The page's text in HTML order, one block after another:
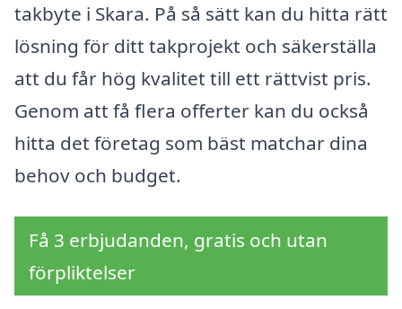
takbyte i Skara. På så sätt kan du hitta rätt
lösning för ditt takprojekt och säkerställa
att du får hög kvalitet till ett rättvist pris.
Genom att få flera offerter kan du också
hitta det företag som bäst matchar dina
behov och budget.
Få 3 erbjudanden, gratis och utan
förpliktelser